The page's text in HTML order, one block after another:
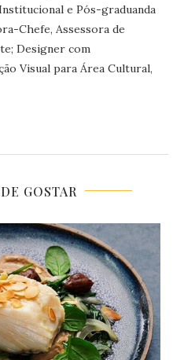
e Pós-graduanda
Chefe, Assessora de
Designer com
Visual para Área Cultural,
GOSTAR